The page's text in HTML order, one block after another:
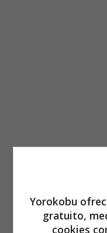
Yorokobu
gratuito,
cookies